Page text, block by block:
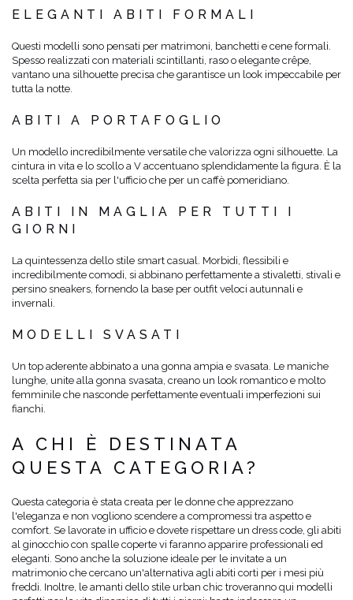
ELEGANTI ABITI FORMALI
Questi modelli sono pensati per matrimoni, banchetti e cene formali.
Spesso realizzati con materiali scintillanti, raso o elegante crêpe,
vantano una silhouette precisa che garantisce un look impeccabile per
tutta la notte.
ABITI A PORTAFOGLIO
Un modello incredibilmente versatile che valorizza ogni silhouette. La
cintura in vita e lo scollo a V accentuano splendidamente la figura. È la
scelta perfetta sia per l'ufficio che per un caffè pomeridiano.
ABITI IN MAGLIA PER TUTTI I
GIORNI
La quintessenza dello stile smart casual. Morbidi, flessibili e
incredibilmente comodi, si abbinano perfettamente a stivaletti, stivali e
persino sneakers, fornendo la base per outfit veloci autunnali e
invernali.
MODELLI SVASATI
Un top aderente abbinato a una gonna ampia e svasata. Le maniche
lunghe, unite alla gonna svasata, creano un look romantico e molto
femminile che nasconde perfettamente eventuali imperfezioni sui
fianchi.
A CHI È DESTINATA
QUESTA CATEGORIA?
Questa categoria è stata creata per le donne che apprezzano
l'eleganza e non vogliono scendere a compromessi tra aspetto e
comfort. Se lavorate in ufficio e dovete rispettare un dress code, gli abiti
al ginocchio con spalle coperte vi faranno apparire professionali ed
eleganti. Sono anche la soluzione ideale per le invitate a un
matrimonio che cercano un'alternativa agli abiti corti per i mesi più
freddi. Inoltre, le amanti dello stile urban chic troveranno qui modelli